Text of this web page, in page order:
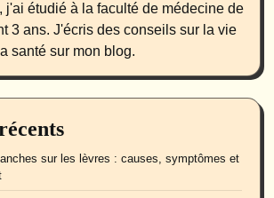
j'ai étudié à la faculté de médecine de
3 ans. J'écris des conseils sur la vie
santé sur mon blog.
sur les lèvres : causes, symptômes et